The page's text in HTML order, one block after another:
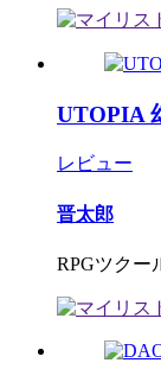
UTOPIA
レビュー
晋太郎
RPGツクー